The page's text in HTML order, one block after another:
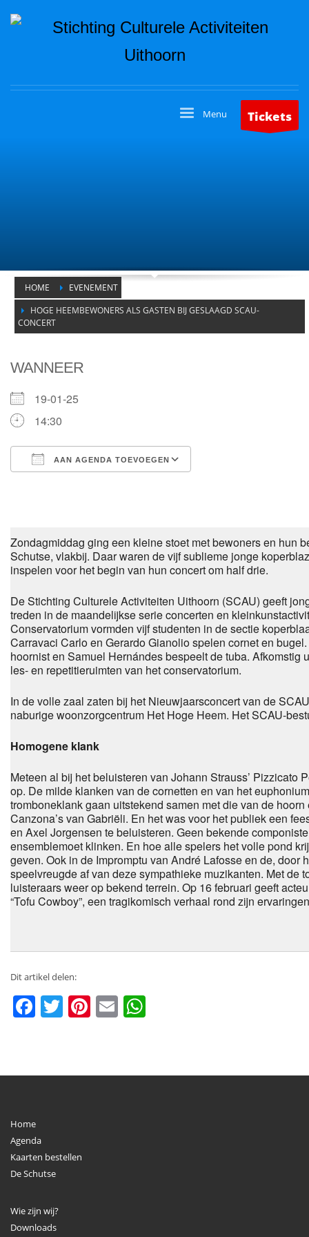
Tickets
HOME
EVENEMENT
HOGE HEEMBEWONERS ALS GASTEN BIJ GESLAAGD SCAU-
CONCERT
WANNEER
19-01-25
14:30
AAN AGENDA TOEVOEGEN
Zondagmiddag ging een kleinestoet met bewoners en hun
Schutse, vlakbij. Daar waren de vijf sublieme jonge
inspelen voorhet begin van hun concert om half drie.
De Stichting Culturele Activiteiten Uithoorn (SCAU) geeft
treden in de maandelijkse serie concerten en
Conservatoriumvormden vijfstudenten in de sectie
Carravaci Carloen Gerardo Gianoliospelen cornet en
hoornist en Samuel Hernándes bespeelt de tuba. Afkomstig
les- en repetitieruimten van het conservatorium.
In de volle zaal zaten bij het Nieuwjaarsconcert van de
naburige woonzorgcentrum Het Hoge Heem. Het SCAU-
Homogene klank
Meteen al bij het beluisteren van Johann Strauss’ Pizzicato
op. De milde klanken van de cornetten en van het
tromboneklankgaan uitstekend samen metdie van de
Canzona’svan Gabriëli. En het wasvoorhetpubliekeen
en Axel Jorgensen te beluisteren. Geen bekende componiste
ensemblemoet klinken. En hoe alle spelers het volle pond
geven. Ook in de Impromptu van André Lafosseen de, door
speelvreugdeaf van deze sympathieke muzikanten. Metde
luisteraars weer op bekend terrein. Op 16februari geeft
“Tofu Cowboy”, een tragikomisch verhaal rond zijn erv
Dit artikel delen:
Facebook
Twitter
Pinterest
Email
Home
Agenda
Kaarten bestellen
De Schutse
Wie zijn wij?
Downloads